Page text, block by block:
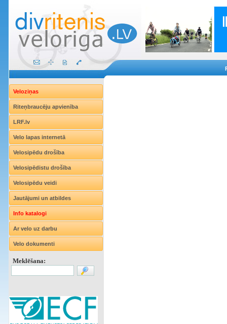
Veloziņas
Riteņbraucēju apvienība
LRF.lv
Velo lapas internetā
Velosipēdu drošība
Velosipēdistu drošība
Velosipēdu veidi
Jautājumi un atbildes
Info katalogi
Ar velo uz darbu
Velo dokumenti
Meklēšana: